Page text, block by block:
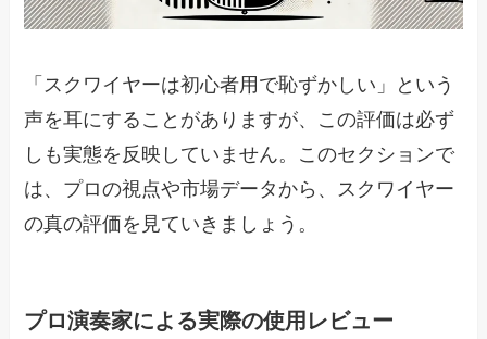
「スクワイヤーは初心者用で恥ずかしい」という
声を耳にすることがありますが、この評価は必ず
しも実態を反映していません。このセクションで
は、プロの視点や市場データから、スクワイヤー
の真の評価を見ていきましょう。
プロ演奏家による実際の使用レビュー